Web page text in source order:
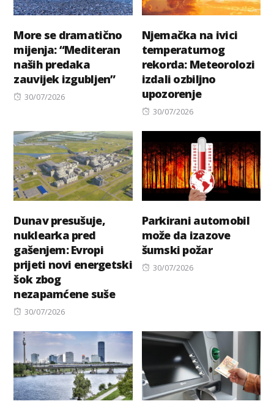
More se dramatično
mijenja: “Mediteran
naših predaka
zauvijek izgubljen”
Posted
30/07/2026
Njemačka na ivici
temperaturnog
rekorda: Meteorolozi
izdali ozbiljno
upozorenje
Posted
30/07/2026
Dunav presušuje,
nuklearka pred
gašenjem: Evropi
prijeti novi energetski
šok zbog
nezapamćene suše
Posted
30/07/2026
Parkirani automobil
može da izazove
šumski požar
Posted
30/07/2026